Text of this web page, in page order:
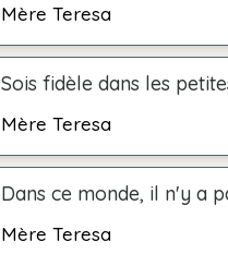
Mère Teresa
Sois fidèle dans les
Mère Teresa
Dans ce monde, il n'y a
Mère Teresa